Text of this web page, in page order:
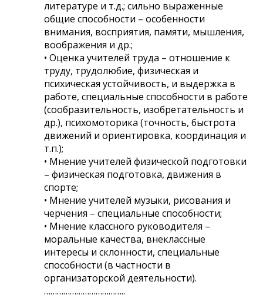
литературе и т.д.; сильно выраженные
общие способности – особенности
внимания, восприятия, памяти, мышления,
воображения и др.;
• Оценка учителей труда – отношение к
труду, трудолюбие, физическая и
психическая устойчивость, и выдержка в
работе, специальные способности в работе
(сообразительность, изобретательность и
др.), психомоторика (точность, быстрота
движений и ориентировка, координация и
т.п.);
• Мнение учителей физической подготовки
– физическая подготовка, движения в
спорте;
• Мнение учителей музыки, рисования и
черчения – специальные способности;
• Мнение классного руководителя –
моральные качества, внеклассные
интересы и склонности, специальные
способности (в частности в
организаторской деятельности).
………………………………..